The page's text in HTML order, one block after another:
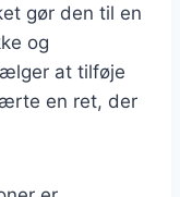
gør den til en
og
at tilføje
en ret, der